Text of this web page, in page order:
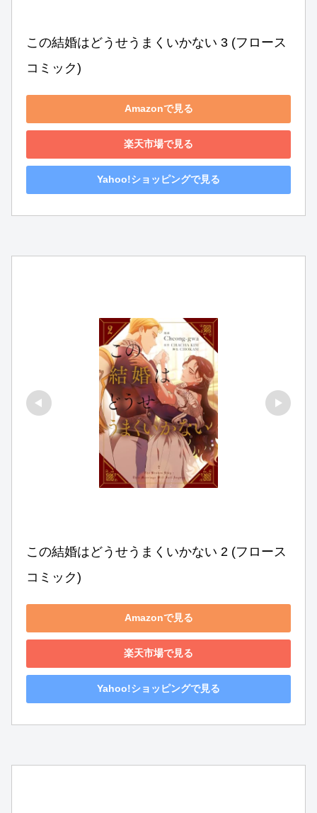
この結婚はどうせうまくいかない 3 (フロース
コミック)
Amazonで見る
楽天市場で見る
Yahoo!ショッピングで見る
この結婚はどうせうまくいかない 2 (フロース
コミック)
Amazonで見る
楽天市場で見る
Yahoo!ショッピングで見る